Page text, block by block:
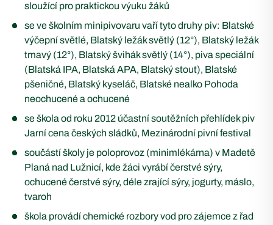
sloužící pro praktickou výuku žáků
se ve školním minipivovaru vaří tyto druhy piv: Blatské
výčepní světlé, Blatský ležák světlý (12°), Blatský ležák
tmavý (12°), Blatský švihák světlý (14°), piva speciální
(Blatská IPA, Blatská APA, Blatský stout), Blatské
pšeničné, Blatský kyseláč, Blatské nealko Pohoda
neochucené a ochucené
se škola od roku 2012 účastní soutěžních přehlídek piv
Jarní cena českých sládků, Mezinárodní pivní festival
součástí školy je poloprovoz (minimlékárna) v Madetě
Planá nad Lužnicí, kde žáci vyrábí čerstvé sýry,
ochucené čerstvé sýry, déle zrající sýry, jogurty, máslo,
tvaroh
škola provádí chemické rozbory vod pro zájemce z řad